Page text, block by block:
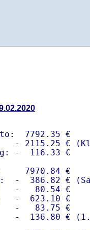
7792.35 €
- 2115.25 €
-  116.33 €
7970.84 €
-  386.82 €
-   80.54 €
-  623.10 €
-   83.75 €
-  136.80 € (